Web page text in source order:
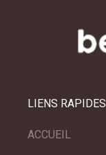
LIENS RAPIDES
ACCUEIL